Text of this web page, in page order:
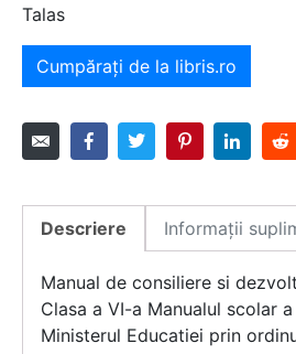
Talas
Cumpărați de la libris.ro
Descriere Informații
Manual de consiliere si
Clasa a VI-a Manualul scolar
Ministerul Educatiei prin